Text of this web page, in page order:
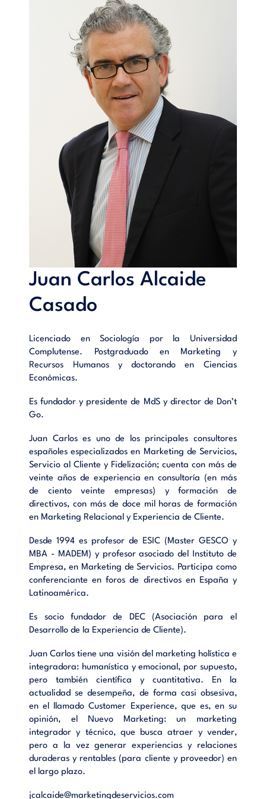
analizan, en un tono didáctico pero profundo, basado en
experiencias reales, los aspectos clave de la gestión del
Marketing, tanto del Marketing Estratégico, como del
Marketing Operativo:
• Como planificar mejor el Marketing de la empresa
• Como utilizar y/o utilizar mejor el CRM en la empresa
• Como gestionar las relaciones y la fidelización.
• Como mejorar la asistencia técnica y convertirla en un
factor clave de fidelización y relaciones.
• Como manejar la segmentación, el posicionamiento y la
comunicación en el entorno competitivo.
• Como competir, en definitiva, en un entorno difícil y
Los profesores Mesonero y Alcaide tienen gran experiencia
en Marketing Industrial. El profesor Mesonero une a su
bagaje académico en la Universidad de Mondragón (en un
entorno industrial paradigmático del País Vasco), su
experiencia en trabajos diversos para la industrial del País
consultorías, amén de formaciones en más de una docena de
B2B.
Lea este libro, pues obtendrá ideas aplicables en su empresa
en la relación con clientes y proveedores y le serán de gran
ayuda para mejorar su competitividad, productividad y cuota
Marketing en las organizaciones industriales.- Planificación
de Marketing en las empresas industriales.- Sistemas de
información de Marketing en organizaciones industriales.- La
empresa relacional industrial.- Estrategias de segmentación
y posicionamiento.- Configuración de la oferta industrial.-
distribución industrial.- La empresa relacional industrial.-
Sales force Management.
Juan Carlos Alcaide
Casado
Licenciado en Sociología por la Universidad
Complutense. Postgraduado en Marketing y
Recursos Humanos y doctorando en Ciencias
Económicas.
Es fundador y presidente de MdS y director de Don’t
Go.
Juan Carlos es uno de los principales consultores
españoles especializados en Marketing de Servicios,
Servicio al Cliente y Fidelización; cuenta con más de
veinte años de experiencia en consultoría (en más
de ciento veinte empresas) y formación de
directivos, con más de doce mil horas de formación
en Marketing Relacional y Experiencia de Cliente.
Desde 1994 es profesor de ESIC (Master GESCO y
MBA - MADEM) y profesor asociado del Instituto de
Empresa, en Marketing de Servicios. Participa como
conferenciante en foros de directivos en España y
Latinoamérica.
Es socio fundador de DEC (Asociación para el
Desarrollo de la Experiencia de Cliente).
Juan Carlos tiene una visión del marketing holística e
integradora: humanística y emocional, por supuesto,
pero también científica y cuantitativa. En la
actualidad se desempeña, de forma casi obsesiva,
en el llamado Customer Experience, que es, en su
opinión, el Nuevo Marketing: un marketing
integrador y técnico, que busca atraer y vender,
pero a la vez generar experiencias y relaciones
duraderas y rentables (para cliente y proveedor) en
el largo plazo.
jcalcaide@marketingdeservicios.com